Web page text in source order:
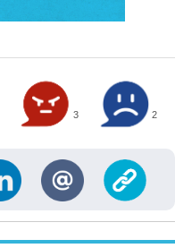
3 2